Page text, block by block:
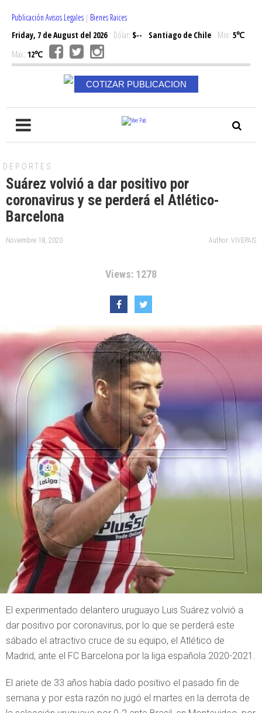
Publicación Avisos Legales | Bienes Raices
Friday, 7 de August del 2026Dólar: $-- Santiago de Chile Min: 5℃
Max: 12℃
COTIZAR PUBLICACION
DEPORTES
Suárez volvió a dar positivo por
coronavirus y se perderá el Atlético-
Barcelona
Noviembre 18, 2020 Author: VIVEPAIS
Views: 1278
El experimentado delantero uruguayo Luis Suárez volvió a
dar positivo por coronavirus, por lo que se perderá este
sábado el atractivo cruce de su equipo, el Atlético de
Madrid, ante el FC Barcelona por la liga española 2020-2021.
El ariete de 33 años había dado positivo el pasado fin de
semana y por esta razón no jugó el martes en la derrota de